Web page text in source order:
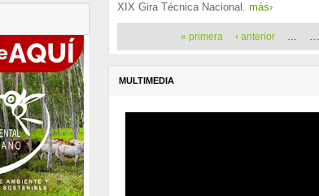
XIX Gira Técnica Nacional. más›
Páginas « primera ‹ anterior … …
MULTIMEDIA